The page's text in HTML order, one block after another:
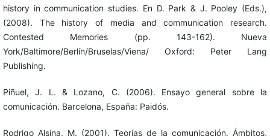
history in communication studies. En D. Park & J. Pooley (Eds.),
(2008). The history of media and communication research.
Contested Memories (pp. 143-162). Nueva
York/Baltimore/Berlín/Bruselas/Viena/ Oxford: Peter Lang
Publishing.
Piñuel, J. L. & Lozano, C. (2006). Ensayo general sobre la
comunicación. Barcelona, España: Paidós.
Rodrigo Alsina, M. (2001). Teorías de la comunicación. Ámbitos,